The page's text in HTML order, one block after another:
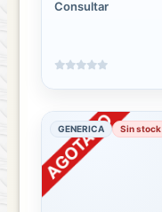
Consultar
GENERICA Sin stock